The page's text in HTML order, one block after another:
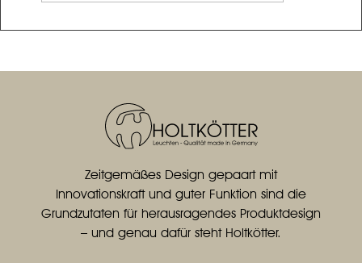
Zeitgemäßes Design gepaart mit
Innovationskraft und guter Funktion sind die
Grundzutaten für herausragendes Produktdesign
– und genau dafür steht Holtkötter.